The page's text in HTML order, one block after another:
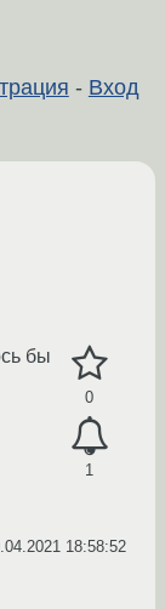
- Вход
0
1
бы
18:58:52